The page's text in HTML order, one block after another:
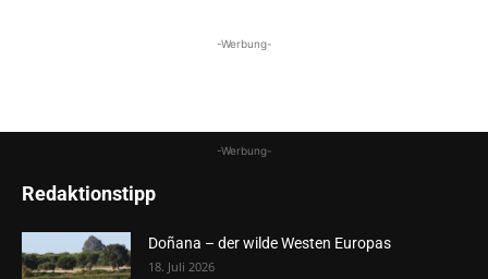
-Werbung-
-Werbung-
Redaktionstipp
Doñana – der wilde Westen Europas
18. Juli 2026